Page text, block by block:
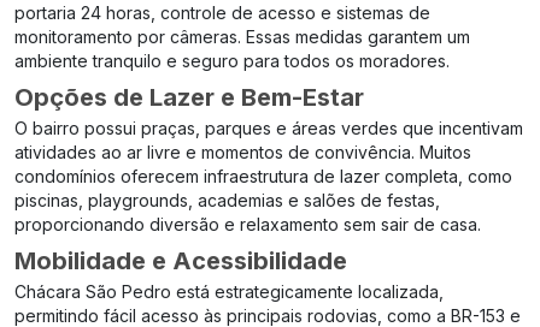
portaria 24 horas, controle de acesso e sistemas de
monitoramento por câmeras. Essas medidas garantem um
ambiente tranquilo e seguro para todos os moradores.
Opções de Lazer e Bem-Estar
O bairro possui praças, parques e áreas verdes que incentivam
atividades ao ar livre e momentos de convivência. Muitos
condomínios oferecem infraestrutura de lazer completa, como
piscinas, playgrounds, academias e salões de festas,
proporcionando diversão e relaxamento sem sair de casa.
Mobilidade e Acessibilidade
Chácara São Pedro está estrategicamente localizada,
permitindo fácil acesso às principais rodovias, como a BR-153 e